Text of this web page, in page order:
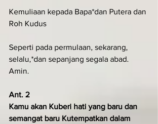
Kemuliaan kepada Bapa*dan Putera dan
Roh Kudus
Seperti pada permulaan, sekarang,
selalu,*dan sepanjang segala abad.
Amin.
Ant. 2
Kamu akan Kuberi hati yang baru dan
semangat baru Kutempatkan dalam